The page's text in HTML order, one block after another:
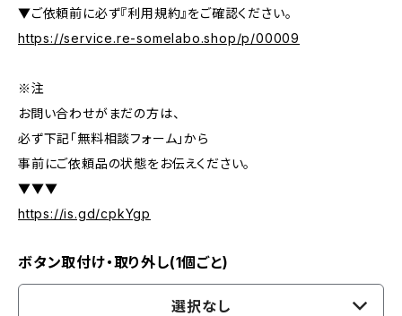
▼ご依頼前に必ず『利用規約』をご確認ください。
https://service.re-somelabo.shop/p/00009
※注
お問い合わせがまだの方は、
必ず下記「無料相談フォーム」から
事前にご依頼品の状態をお伝えください。
▼▼▼
https://is.gd/cpkYgp
ボタン取付け・取り外し(1個ごと)
選択なし